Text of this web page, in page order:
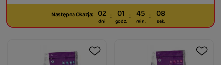
Następna Okazja:
dni
02
godz.
01
min.
45
sek.
07